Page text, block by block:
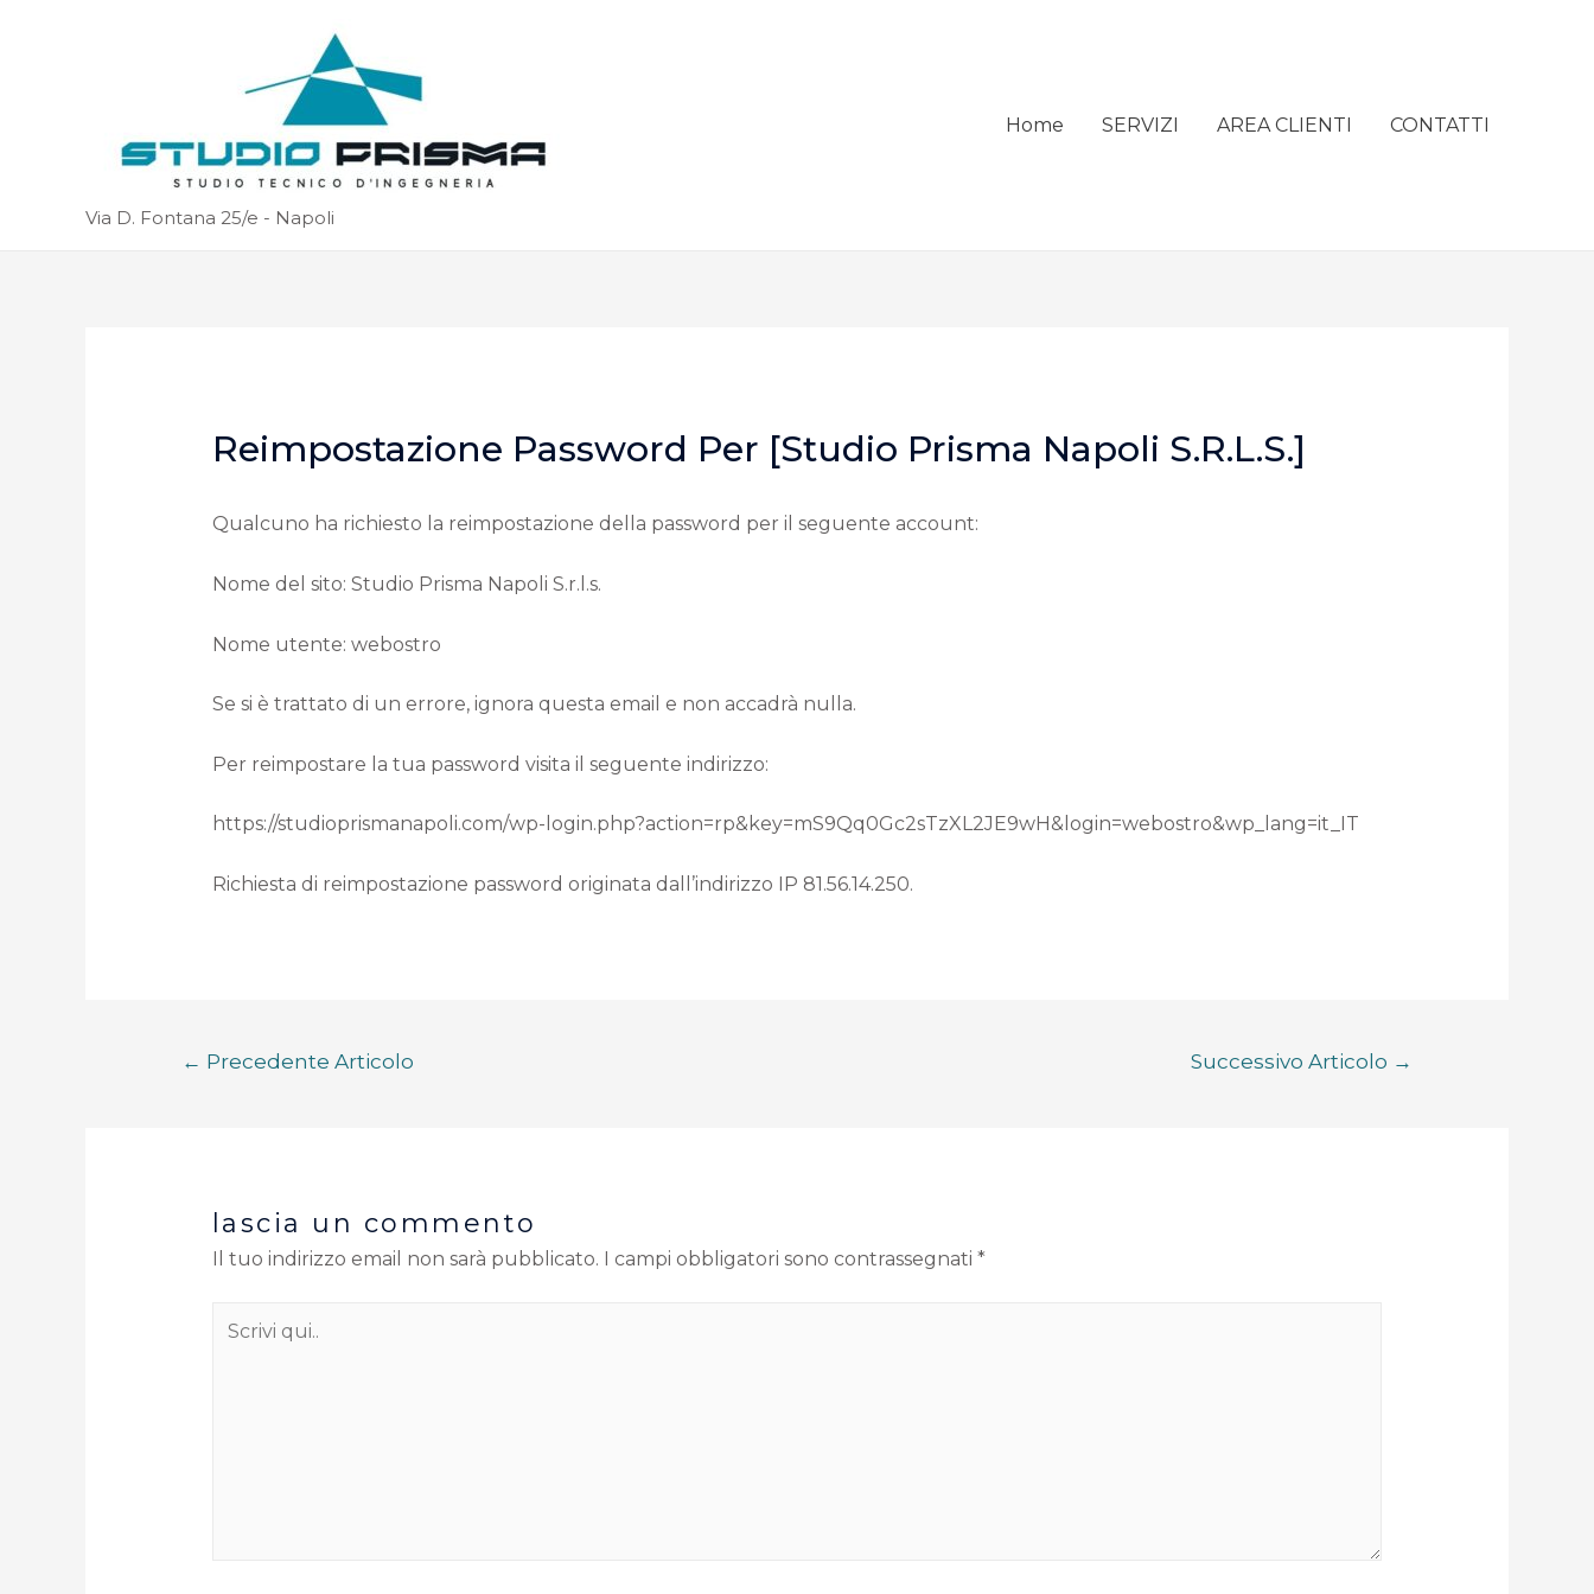
Via D. Fontana 25/e - Napoli
Home SERVIZI AREA CLIENTI CONTATTI
Reimpostazione Password Per [Studio Prisma Napoli S.r.l.s.]
Qualcuno ha richiesto la reimpostazione della password per il seguente account:
Nome del sito: Studio Prisma Napoli S.r.l.s.
Nome utente: webostro
Se si è trattato di un errore, ignora questa email e non accadrà nulla.
Per reimpostare la tua password visita il seguente indirizzo:
https://studioprismanapoli.com/wp-login.php?action=rp&key=mS9Qq0Gc2sTzXL2JE9wH&login=webostro&wp_lang=it_IT
Richiesta di reimpostazione password originata dall’indirizzo IP 81.56.14.250.
← Precedente Articolo Successivo Articolo →
lascia un commento
Il tuo indirizzo email non sarà pubblicato. I campi obbligatori sono contrassegnati *